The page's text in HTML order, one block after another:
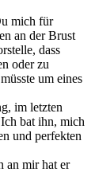
mich für
an der Brust
dass
oder zu
um eines
im letzten
bat ihn, mich
und perfekten
an mir hat er